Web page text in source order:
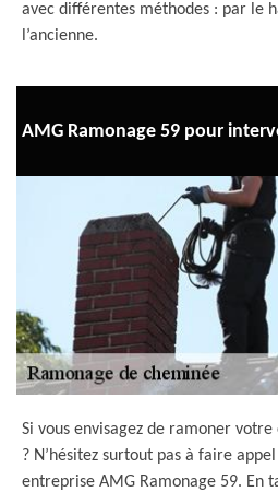
avec différentes méthodes : par le
l’ancienne.
AMG Ramonage 59 pour
Si vous envisagez de ramoner
? N’hésitez surtout pas à faire
entreprise AMG Ramonage 59. En